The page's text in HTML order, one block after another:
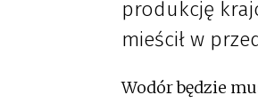
produkcję
mieścił w
Wodór będzie